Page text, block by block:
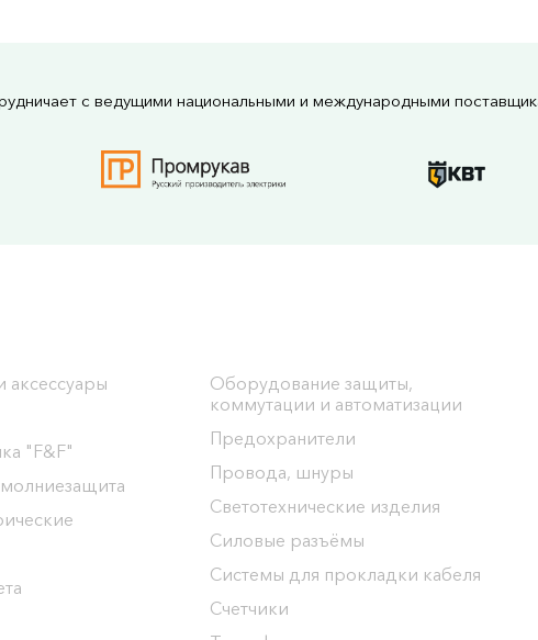
с ведущими национальными и международными
аксессуары
"F&F"
Оборудование защиты,
коммутации и автоматизации
Предохранители
Провода, шнуры
Светотехнические изделия
Силовые разъёмы
Системы для прокладки кабеля
Счетчики